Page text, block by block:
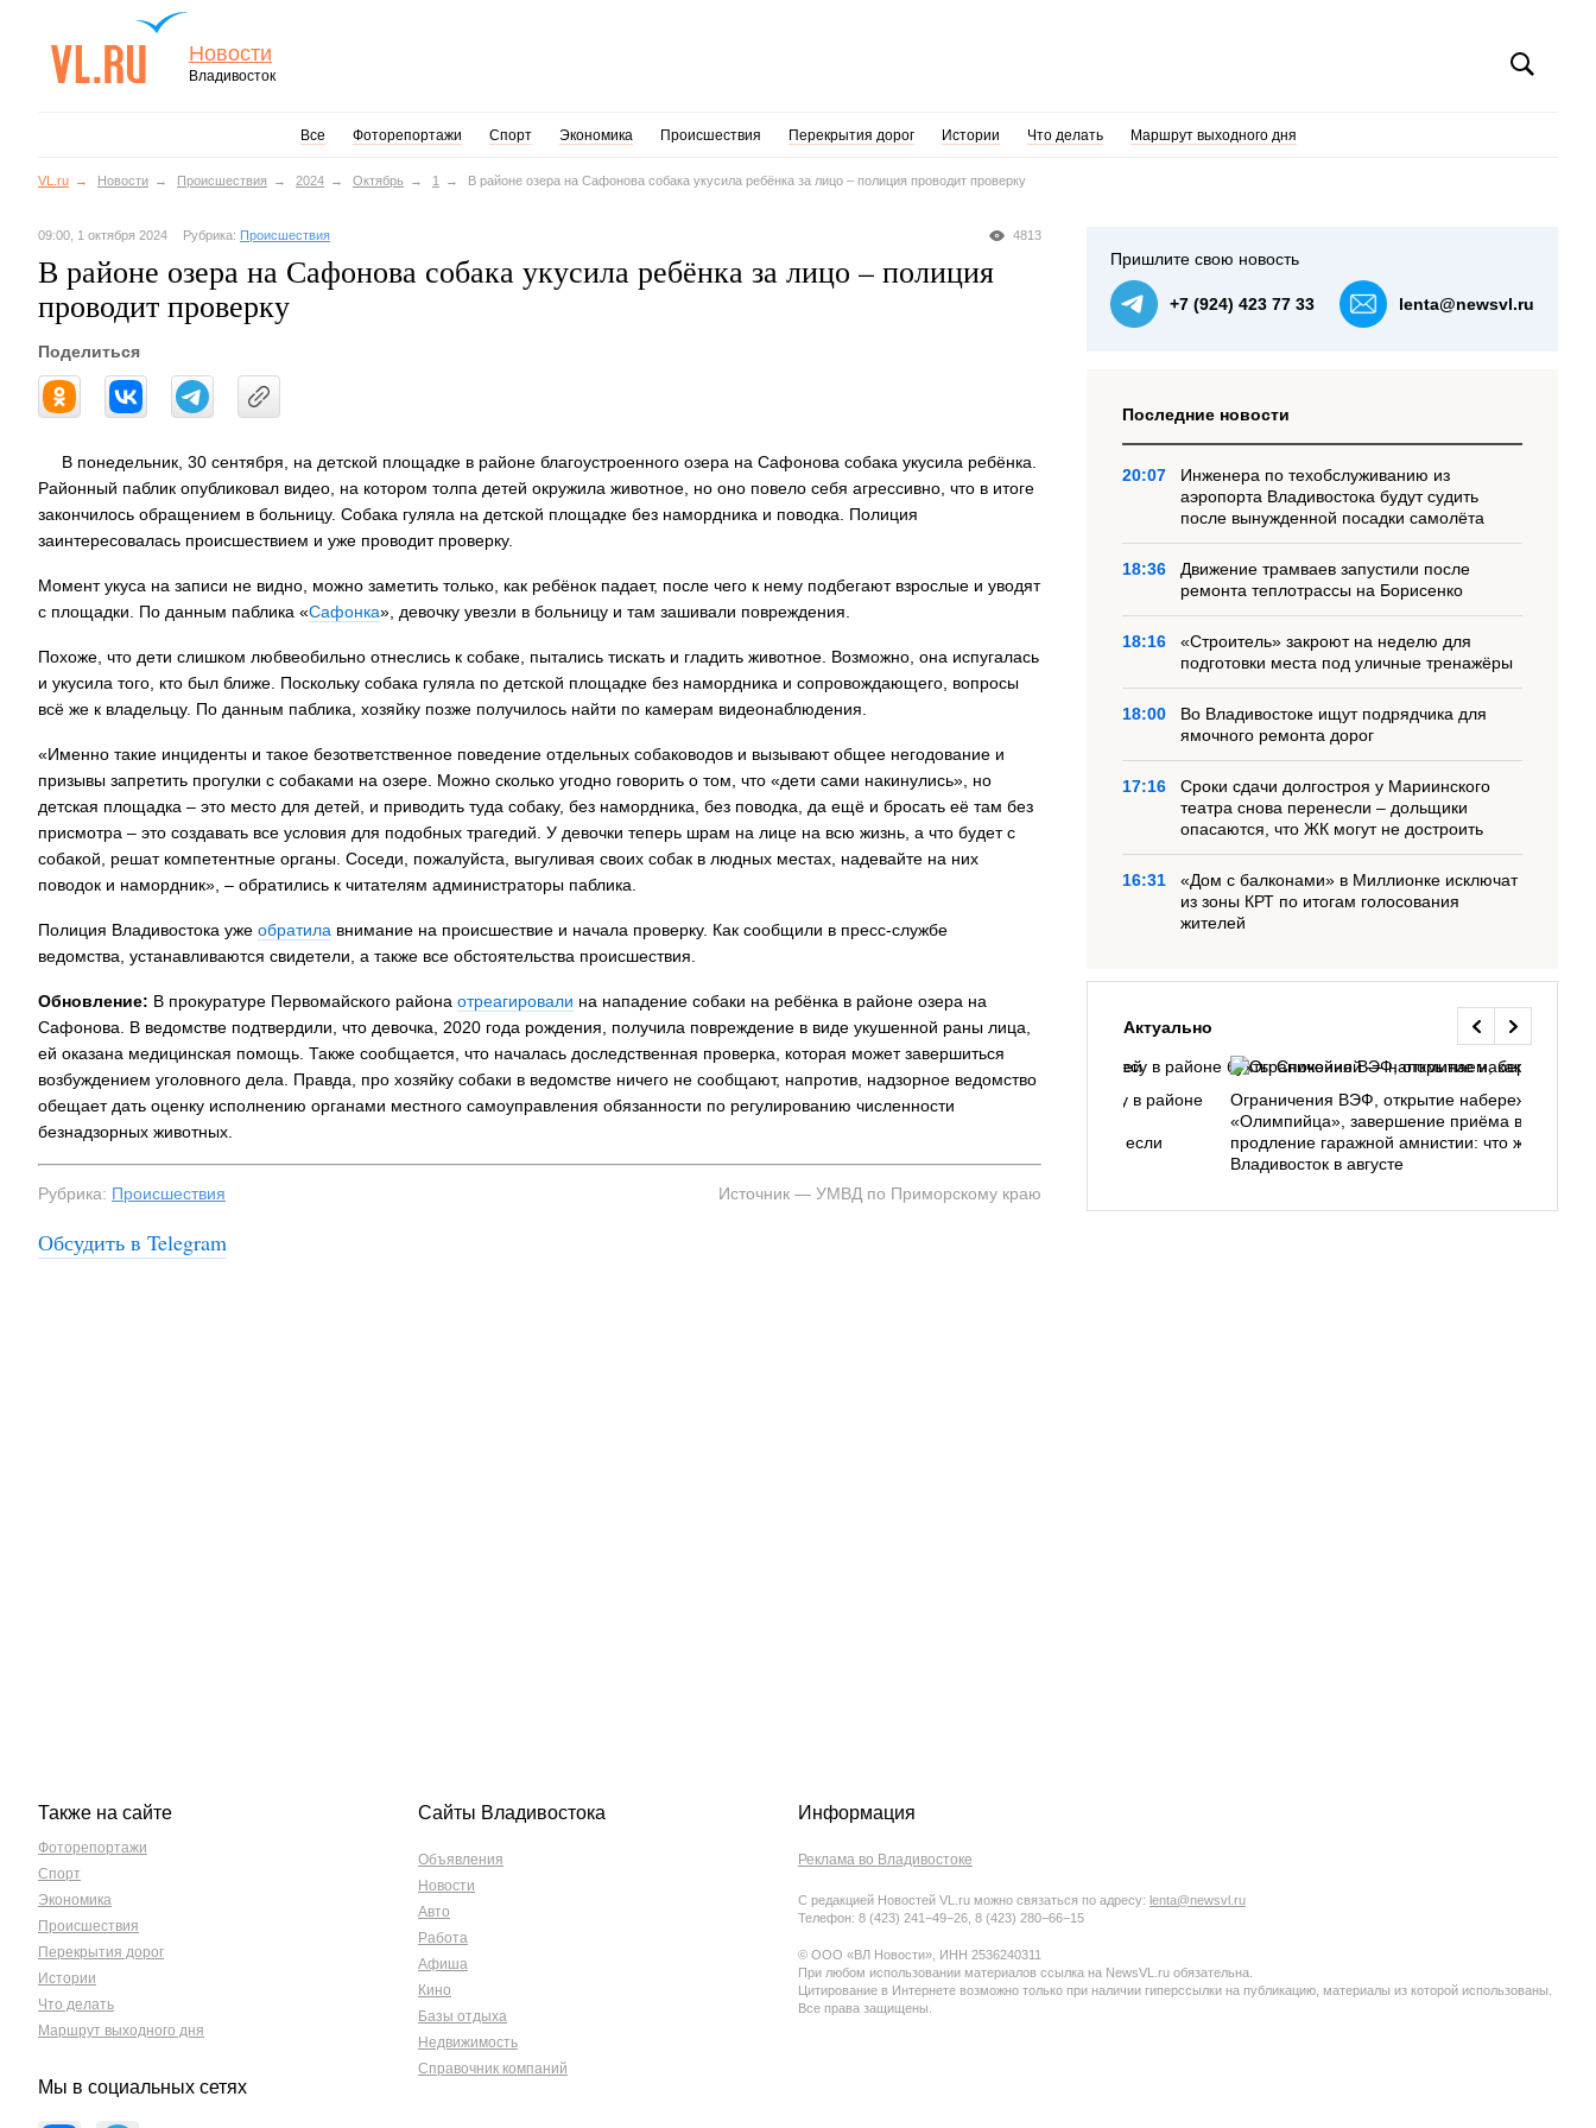
Новости
Владивосток
Все Фоторепортажи Спорт Экономика Происшествия Перекрытия дорог Истории Что делать Маршрут выходного дня
VL.ru Новости Происшествия 2024 Октябрь 1 В районе озера на Сафонова собака укусила ребёнка за лицо – полиция проводит проверку
4813
09:00, 1 октября 2024 Рубрика: Происшествия
В районе озера на Сафонова собака укусила ребёнка за лицо – полиция
проводит проверку
Поделиться
В понедельник, 30 сентября, на детской площадке в районе благоустроенного озера на Сафонова собака укусила ребёнка.
Районный паблик опубликовал видео, на котором толпа детей окружила животное, но оно повело себя агрессивно, что в итоге
закончилось обращением в больницу. Собака гуляла на детской площадке без намордника и поводка. Полиция
заинтересовалась происшествием и уже проводит проверку.
Момент укуса на записи не видно, можно заметить только, как ребёнок падает, после чего к нему подбегают взрослые и уводят
с площадки. По данным паблика «Сафонка», девочку увезли в больницу и там зашивали повреждения.
Похоже, что дети слишком любвеобильно отнеслись к собаке, пытались тискать и гладить животное. Возможно, она испугалась
и укусила того, кто был ближе. Поскольку собака гуляла по детской площадке без намордника и сопровождающего, вопросы
всё же к владельцу. По данным паблика, хозяйку позже получилось найти по камерам видеонаблюдения.
«Именно такие инциденты и такое безответственное поведение отдельных собаководов и вызывают общее негодование и
призывы запретить прогулки с собаками на озере. Можно сколько угодно говорить о том, что «дети сами накинулись», но
детская площадка – это место для детей, и приводить туда собаку, без намордника, без поводка, да ещё и бросать её там без
присмотра – это создавать все условия для подобных трагедий. У девочки теперь шрам на лице на всю жизнь, а что будет с
собакой, решат компетентные органы. Соседи, пожалуйста, выгуливая своих собак в людных местах, надевайте на них
поводок и намордник», – обратились к читателям администраторы паблика.
Полиция Владивостока уже обратила внимание на происшествие и начала проверку. Как сообщили в пресс-службе
ведомства, устанавливаются свидетели, а также все обстоятельства происшествия.
Обновление: В прокуратуре Первомайского района отреагировали на нападение собаки на ребёнка в районе озера на
Сафонова. В ведомстве подтвердили, что девочка, 2020 года рождения, получила повреждение в виде укушенной раны лица,
ей оказана медицинская помощь. Также сообщается, что началась доследственная проверка, которая может завершиться
возбуждением уголовного дела. Правда, про хозяйку собаки в ведомстве ничего не сообщают, напротив, надзорное ведомство
обещает дать оценку исполнению органами местного самоуправления обязанности по регулированию численности
безнадзорных животных.
Рубрика: Происшествия Источник — УМВД по Приморскому краю
Обсудить в Telegram
Пришлите свою новость
+7 (924) 423 77 33 lenta@newsvl.ru
Последние новости
20:07
Инженера по техобслуживанию из
аэропорта Владивостока будут судить
после вынужденной посадки самолёта
18:36
Движение трамваев запустили после
ремонта теплотрассы на Борисенко
18:16
«Строитель» закроют на неделю для
подготовки места под уличные тренажёры
18:00
Во Владивостоке ищут подрядчика для
ямочного ремонта дорог
17:16
Сроки сдачи долгостроя у Мариинского
театра снова перенесли – дольщики
опасаются, что ЖК могут не достроить
16:31
«Дом с балконами» в Миллионке исключат
из зоны КРТ по итогам голосования
жителей
Актуально
На заправках Владивостока снова подорожало
топливо – рост от 26 копеек до 17 рублей
Семья с ребёнком заблудилась в лесу в районе
подготовиться к походу, и что делать, если
заблудился
Ограничения ВЭФ, открытие набережной у
«Олимпийца», завершение приёма в вузы,
продление гаражной амнистии: что ждёт
Владивосток в августе
Также на сайте
Фоторепортажи
Спорт
Экономика
Происшествия
Перекрытия дорог
Истории
Что делать
Маршрут выходного дня
Мы в социальных сетях
Сайты Владивостока
Объявления
Новости
Авто
Работа
Афиша
Кино
Базы отдыха
Недвижимость
Справочник компаний
Информация
Реклама во Владивостоке
С редакцией Новостей VL.ru можно связаться по адресу: lenta@newsvl.ru
Телефон: 8 (423) 241−49−26, 8 (423) 280−66−15
© ООО «ВЛ Новости», ИНН 2536240311
При любом использовании материалов ссылка на NewsVL.ru обязательна.
Цитирование в Интернете возможно только при наличии гиперссылки на публикацию, материалы из которой использованы.
Все права защищены.